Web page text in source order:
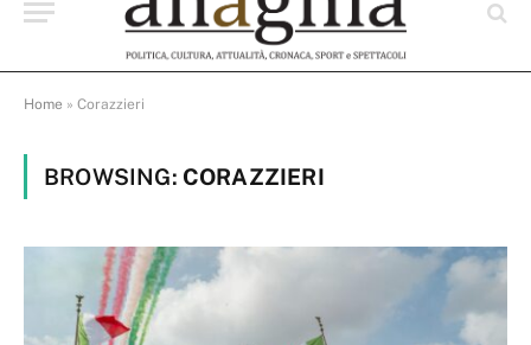
Home » Corazzieri
BROWSING: CORAZZIERI